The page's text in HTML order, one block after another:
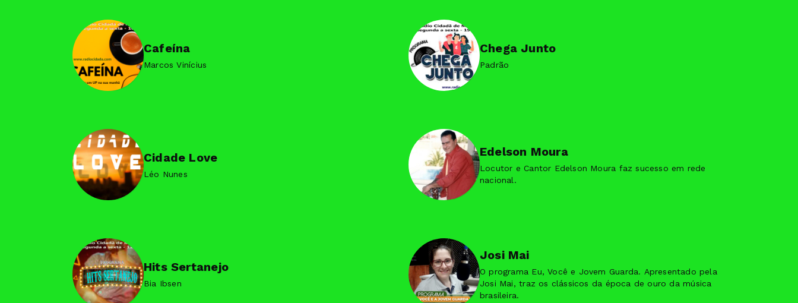
Cafeína
Marcos Vinícius
Chega Junto
Padrão
Cidade Love
Léo Nunes
Edelson Moura
Locutor e Cantor Edelson Moura faz sucesso em rede
nacional.
Hits Sertanejo
Bia Ibsen
Josi Mai
O programa Eu, Você e Jovem Guarda. Apresentado pela
Josi Mai, traz os clássicos da época de ouro da música
brasileira.